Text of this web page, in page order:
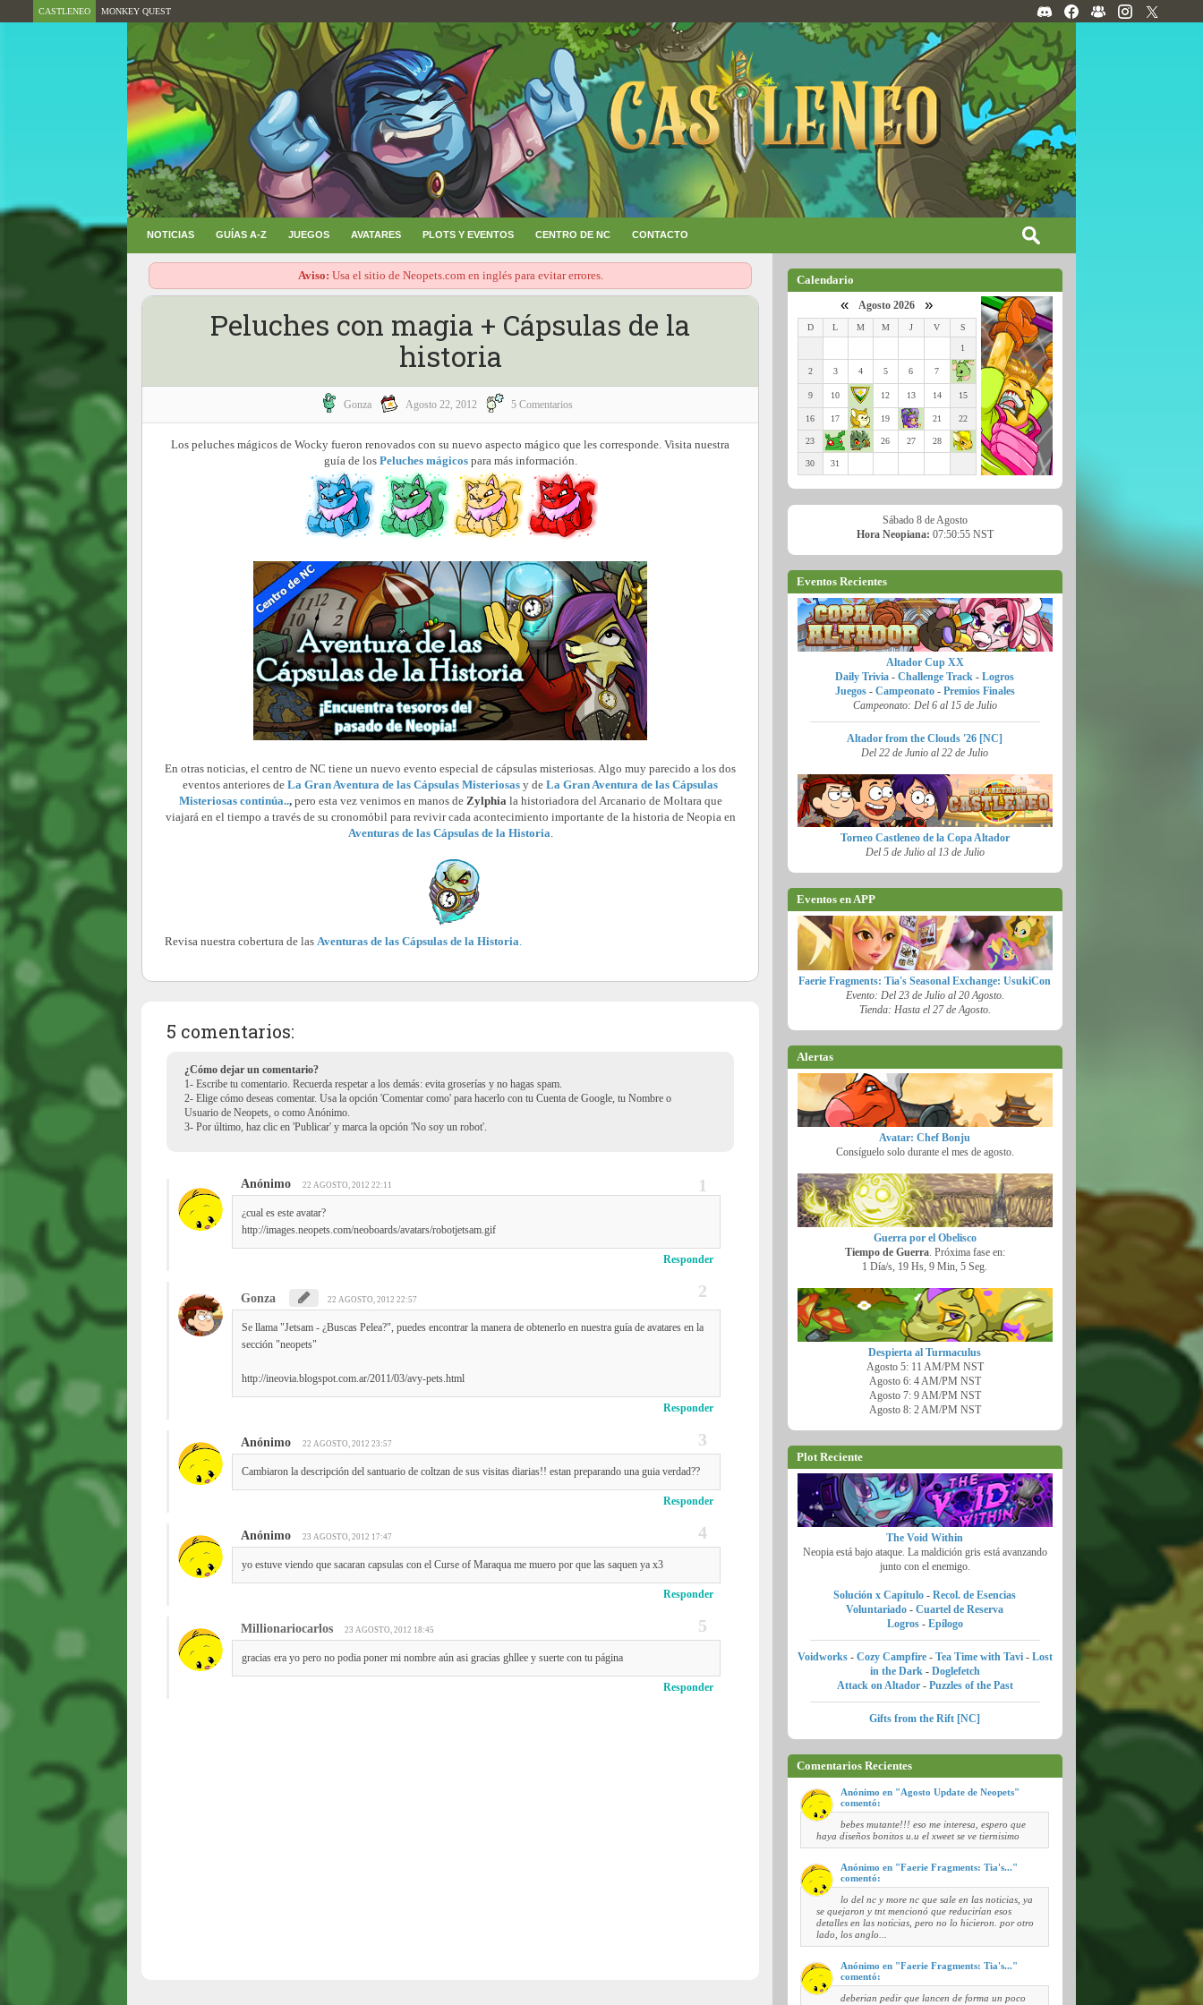
CASTLENEO MONKEY QUEST
NOTICIAS GUÍAS A-Z JUEGOS AVATARES PLOTS Y EVENTOS CENTRO DE NC CONTACTO
Aviso: Usa el sitio de Neopets.com en inglés para evitar errores.
Peluches con magia + Cápsulas de la
historia
Gonza Agosto 22, 2012 5 Comentarios
Los peluches mágicos de Wocky fueron renovados con su nuevo aspecto mágico que les corresponde. Visita nuestra
guía de los Peluches mágicospara más información.
En otras noticias, el centro de NC tiene un nuevo evento especial de cápsulas misteriosas. Algo muy parecido a los dos
eventos anteriores deLa Gran Aventura de las Cápsulas Misteriosas y deLa Gran Aventura de las Cápsulas
Misteriosas continúa..,pero esta vez venimos en manos de Zylphia la historiadora del Arcanario de Moltara que
viajará en el tiempo a través de su cronomóbil para revivir cada acontecimiento importante de la historia de Neopia en
Aventuras de las Cápsulas de la Historia.
Revisa nuestra cobertura de las Aventuras de las Cápsulas de la Historia.
5 comentarios:
¿Cómo dejar un comentario?
1- Escribe tu comentario. Recuerda respetar a los demás: evita groserías y no hagas spam.
2- Elige cómo deseas comentar. Usa la opción 'Comentar como' para hacerlo con tu Cuenta de Google, tu Nombre o
Usuario de Neopets, o como Anónimo.
3- Por último, haz clic en 'Publicar' y marca la opción 'No soy un robot'.
Anónimo 22 AGOSTO, 2012 22:11
¿cual es este avatar?
http://images.neopets.com/neoboards/avatars/robotjetsam.gif
Responder
Gonza 22 AGOSTO, 2012 22:57
Se llama "Jetsam - ¿Buscas Pelea?", puedes encontrar la manera de obtenerlo en nuestra guía de avatares en la
sección "neopets"
http://ineovia.blogspot.com.ar/2011/03/avy-pets.html
Responder
Anónimo 22 AGOSTO, 2012 23:57
Cambiaron la descripción del santuario de coltzan de sus visitas diarias!! estan preparando una guia verdad??
Responder
Anónimo 23 AGOSTO, 2012 17:47
yo estuve viendo que sacaran capsulas con el Curse of Maraqua me muero por que las saquen ya x3
Responder
Millionariocarlos 23 AGOSTO, 2012 18:45
gracias era yo pero no podia poner mi nombre aún asi gracias ghllee y suerte con tu página
Responder
Calendario
« Agosto 2026 »
D L M M J V S
1
2 3 4 5 6 7
9 10 12 13 14 15
16 17 19 21 22
23 26 27 28
30 31
Sábado 8 de Agosto
Hora Neopiana: 07:50:56 NST
Eventos Recientes
Altador Cup XX
Daily Trivia -Challenge Track -Logros
Juegos- Campeonato- Premios Finales
Campeonato: Del 6 al 15 de Julio
Altador from the Clouds '26 [NC]
Del 22 de Junio al 22 de Julio
Torneo Castleneo de la Copa Altador
Del 5 de Julio al 13 de Julio
Eventos en APP
Faerie Fragments: Tia's Seasonal Exchange: UsukiCon
Evento: Del 23 de Julio al 20 Agosto.
Tienda: Hasta el 27 de Agosto.
Alertas
Avatar: Chef Bonju
Consíguelo solo durante el mes de agosto.
Guerra por el Obelisco
Tiempo de Guerra. Próxima fase en:
1 Día/s, 19 Hs, 9 Min, 4 Seg.
Despierta al Turmaculus
Agosto 5: 11 AM/PM NST
Agosto 6: 4 AM/PM NST
Agosto 7: 9 AM/PM NST
Agosto 8: 2 AM/PM NST
Plot Reciente
The Void Within
Neopia está bajo ataque. La maldición gris está avanzando
junto con el enemigo.
Solución x Capítulo -Recol. de Esencias
Voluntariado -Cuartel de Reserva
Logros- Epílogo
Voidworks- Cozy Campfire - Tea Time with Tavi- Lost
in the Dark- Doglefetch
Attack on Altador- Puzzles of the Past
Gifts from the Rift [NC]
Comentarios Recientes
Anónimo en "Agosto Update de Neopets"
comentó:
bebes mutante!!! eso me interesa, espero que
haya diseños bonitos u.u el xweet se ve tiernisimo
Anónimo en "Faerie Fragments: Tia's..."
comentó:
lo del nc y more nc que sale en las noticias, ya
se quejaron y tnt mencionó que reducirían esos
detalles en las noticias, pero no lo hicieron. por otro
lado, los anglo...
Anónimo en "Faerie Fragments: Tia's..."
comentó:
deberian pedir que lancen de forma un poco